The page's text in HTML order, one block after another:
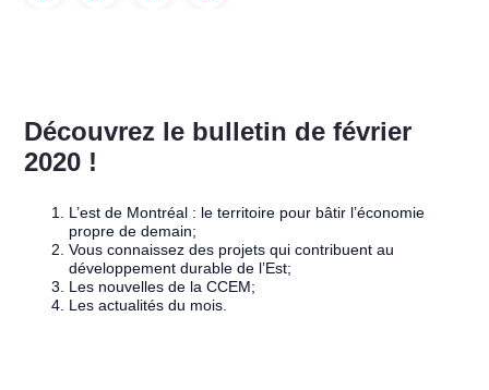
Découvrez le bulletin de février
2020 !
L’est de Montréal : le territoire pour bâtir l’économie
propre de demain;
Vous connaissez des projets qui contribuent au
développement durable de l’Est;
Les nouvelles de la CCEM;
Les actualités du mois.